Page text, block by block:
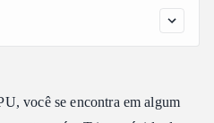
você se encontra em algum